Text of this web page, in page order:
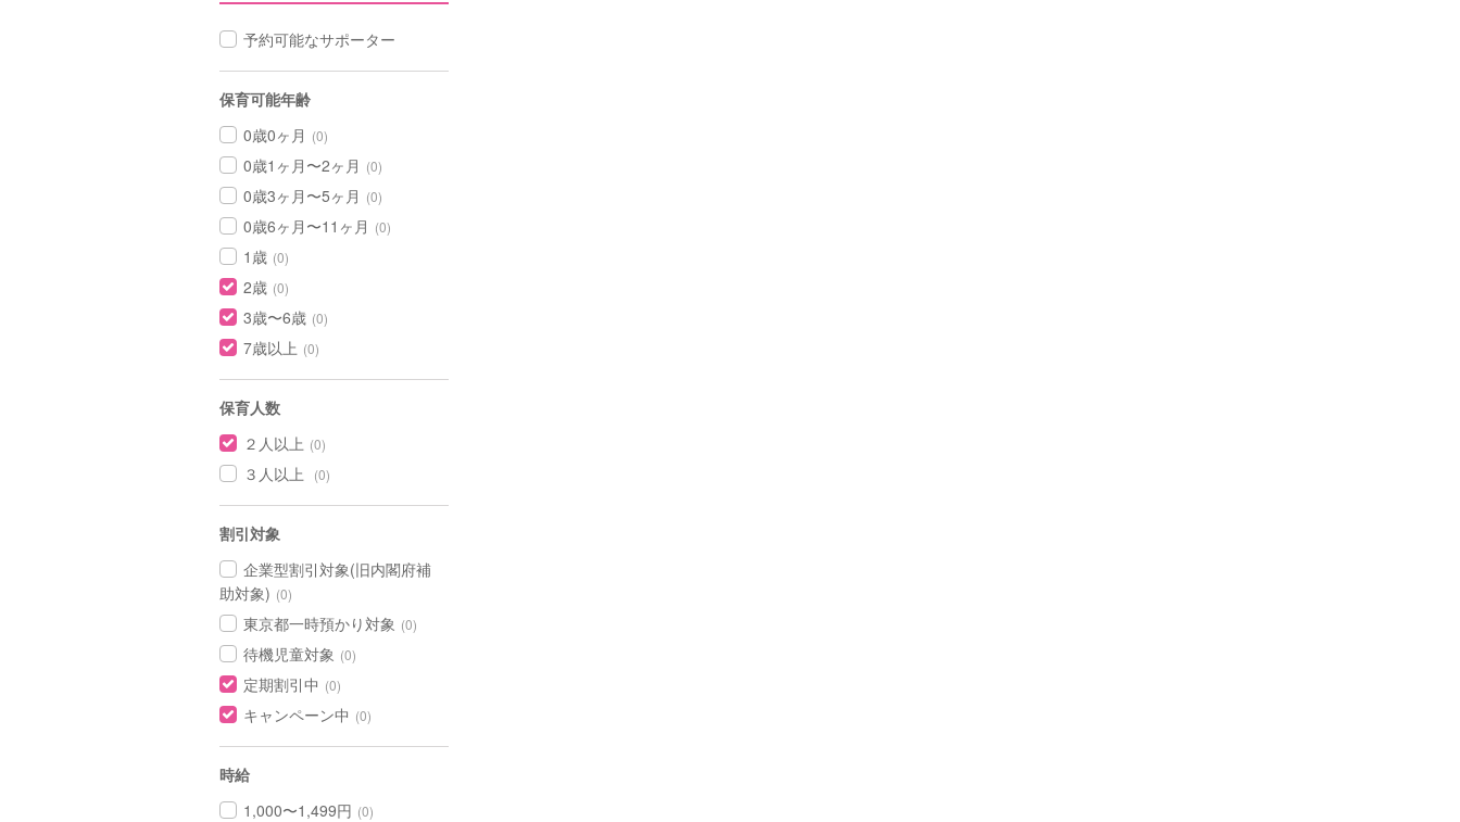
予約可能なサポーター
保育可能年齢
0歳0ヶ月 (0)
0歳1ヶ月〜2ヶ月 (0)
0歳3ヶ月〜5ヶ月 (0)
0歳6ヶ月〜11ヶ月 (0)
1歳 (0)
2歳 (0)
3歳〜6歳 (0)
7歳以上 (0)
保育人数
２人以上 (0)
３人以上 (0)
割引対象
企業型割引対象(旧内閣府補
助対象) (0)
東京都一時預かり対象 (0)
待機児童対象 (0)
定期割引中 (0)
キャンペーン中 (0)
時給
1,000〜1,499円 (0)